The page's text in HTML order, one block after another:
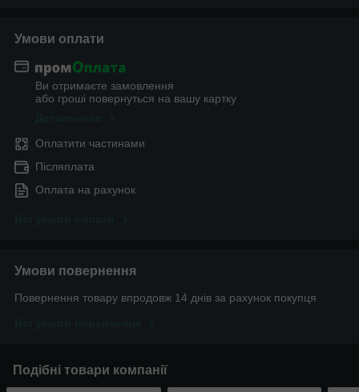
Умови оплати
Ви отримаєте замовлення
або гроші повернуться на вашу картку
Оплатити частинами
Післяплата
Оплата на рахунок
Умови повернення
Повернення товару впродовж 14 днів за рахунок покупця
Подібні товари компанії